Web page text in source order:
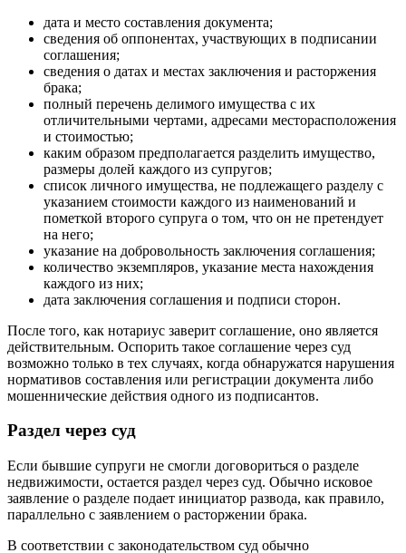
дата и место составления документа;
сведения об оппонентах, участвующих в подписании
соглашения;
сведения о датах и местах заключения и расторжения
брака;
полный перечень делимого имущества с их
отличительными чертами, адресами месторасположения
и стоимостью;
каким образом предполагается разделить имущество,
размеры долей каждого из супругов;
список личного имущества, не подлежащего разделу с
указанием стоимости каждого из наименований и
пометкой второго супруга о том, что он не претендует
на него;
указание на добровольность заключения соглашения;
количество экземпляров, указание места нахождения
каждого из них;
дата заключения соглашения и подписи сторон.
После того, как нотариус заверит соглашение, оно является
действительным. Оспорить такое соглашение через суд
возможно только в тех случаях, когда обнаружатся нарушения
нормативов составления или регистрации документа либо
мошеннические действия одного из подписантов.
Раздел через суд
Если бывшие супруги не смогли договориться о разделе
недвижимости, остается раздел через суд. Обычно исковое
заявление о разделе подает инициатор развода, как правило,
параллельно с заявлением о расторжении брака.
В соответствии с законодательством суд обычно